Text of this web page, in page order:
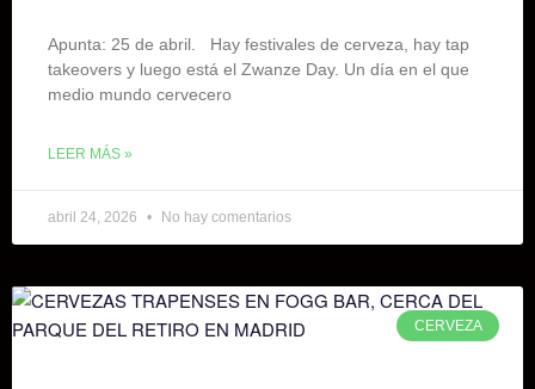
Apunta: 25 de abril. Hay festivales de cerveza, hay tap
takeovers y luego está el Zwanze Day. Un día en el que
medio mundo cervecero
LEER MÁS »
abril 24, 2026 No hay comentarios
CERVEZA